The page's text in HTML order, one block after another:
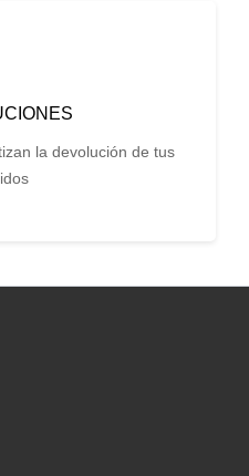
la devolución de tus